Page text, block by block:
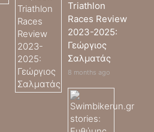
Triathlon
Races Review
2023-2025:
Γεώργιος
Σαλματάς
8 months ago